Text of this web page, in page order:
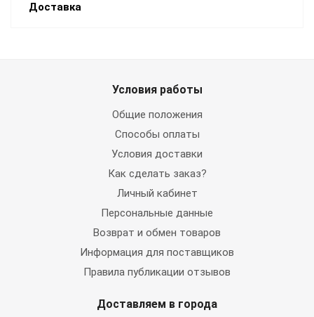
Доставка
Условия работы
Общие положения
Способы оплаты
Условия доставки
Как сделать заказ?
Личный кабинет
Персональные данные
Возврат и обмен товаров
Информация для поставщиков
Правила публикации отзывов
Доставляем в города